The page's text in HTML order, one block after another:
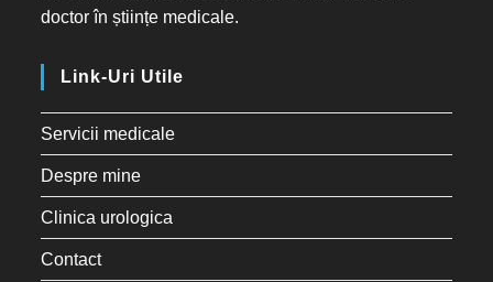
doctor în științe medicale.
Link-Uri Utile
Servicii medicale
Despre mine
Clinica urologica
Contact